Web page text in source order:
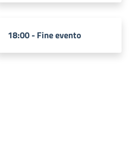
18:00 - Fine evento